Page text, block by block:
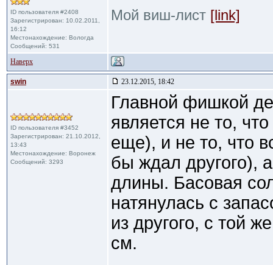
ID пользователя #2408
Зарегистрирован: 10.02.2011,
16:12
Местонахождение: Вологда
Сообщений: 531
Мой виш-лист [link]
Наверх
swin 23.12.2015, 18:42
ID пользователя #3452
Зарегистрирован: 21.10.2012,
13:43
Местонахождение: Воронеж
Сообщений: 3293
Главной фишкой
является не то,
еще), и не то, что
бы ждал другого),
длины. Басовая
натянулась с
из другого, с той
см.